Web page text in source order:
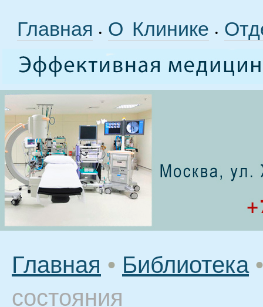
Главная • О Клинике •
Главная • Библиотека •
состояния